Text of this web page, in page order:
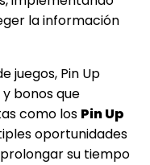
la información
juegos, Pin Up
bonos que
como los Pin Up
oportunidades
su tiempo